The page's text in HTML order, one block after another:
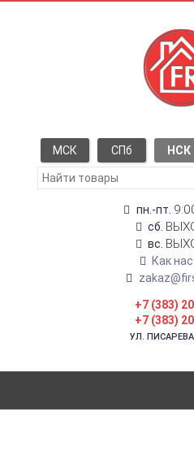
МСК СПб НСК
пн.-пт.
сб.
вс.
Как
+7 (383)
+7 (383)
УЛ.